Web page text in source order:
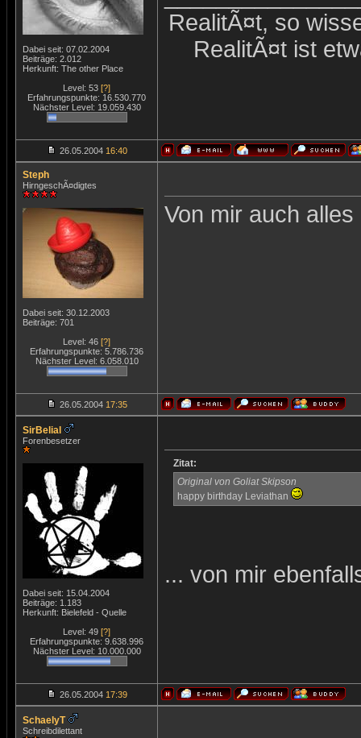
Dabei seit: 07.02.2004
Beiträge: 2.012
Herkunft: The other Place
Level: 53 [?]
Erfahrungspunkte: 16.530.770
Nächster Level: 19.059.430
RealitÃ¤t, so
RealitÃ¤t ist
26.05.2004 16:40
Steph
HirngeschÃ¤digtes
Dabei seit: 30.12.2003
Beiträge: 701
Level: 46 [?]
Erfahrungspunkte: 5.786.736
Nächster Level: 6.058.010
Von mir auch alles
26.05.2004 17:35
SirBelial
Forenbesetzer
Dabei seit: 15.04.2004
Beiträge: 1.183
Herkunft: Bielefeld - Quelle
Level: 49 [?]
Erfahrungspunkte: 9.638.996
Nächster Level: 10.000.000
Zitat:
Original von Goliat Skipson
happy birthday Leviathan
... von mir
26.05.2004 17:39
SchaelyT
Schreibdilettant